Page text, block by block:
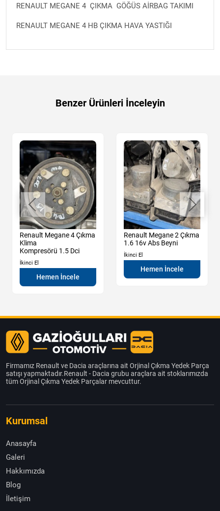
RENAULT MEGANE 4 ÇIKMA GÖĞÜS AİRBAG TAKIMI
RENAULT MEGANE 4 HB ÇIKMA HAVA YASTIĞI
Benzer Ürünleri İnceleyin
Renault Megane 4 Çıkma
Klima
Kompresörü 1.5 Dci
İkinci El
Hemen İncele
Renault Megane 2 Çıkma
1.6 16v Abs Beyni
İkinci El
Hemen İncele
Firmamız Renault ve Dacia araçlarına ait Orjinal Çıkma Yedek Parça
satışı yapmaktadır.Renault - Dacia grubu araçlara ait stoklarımızda
tüm Orjinal Çıkma Yedek Parçalar mevcuttur.
Kurumsal
Anasayfa
Galeri
Hakkımızda
Blog
İletişim